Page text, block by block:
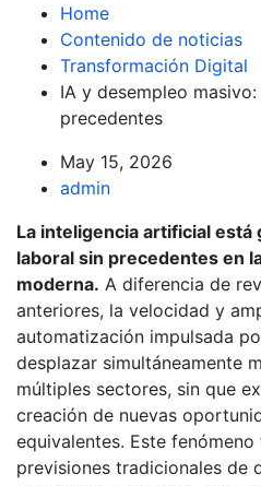
Home
Contenido de noticias
Transformación Digital
IA y desempleo
precedentes
May 15, 2026
admin
La inteligencia artificial
laboral sin precedentes en
moderna. A diferencia de
anteriores, la velocidad y
automatización impulsada
desplazar simultáneamente
múltiples sectores, sin que
creación de nuevas
equivalentes. Este
previsiones tradicionales de